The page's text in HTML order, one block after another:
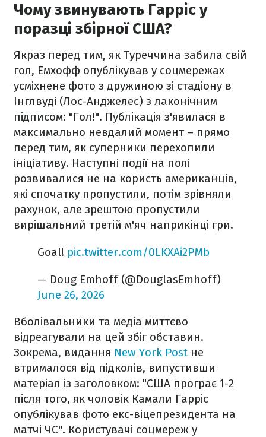
Чому звинувають Гарріс у
поразці збірної США?
Якраз перед тим, як Туреччина забила свій
гол, Емхофф опублікував у соцмережах
усміхнене фото з дружиною зі стадіону в
Інглвуді (Лос-Анджелес) з лаконічним
підписом: "Гол!". Публікація з'явилася в
максимально невдалий момент – прямо
перед тим, як суперники перехопили
ініціативу. Наступні події на полі
розвивалися не на користь американців,
які спочатку пропустили, потім зрівняли
рахунок, але зрештою пропустили
вирішальний третій м'яч наприкінці гри.
Goal! pic.twitter.com/0LKXAi2PMb
— Doug Emhoff (@DouglasEmhoff)
June 26, 2026
Вболівальники та медіа миттєво
відреагували на цей збіг обставин.
Зокрема, видання New York Post не
втрималося від підколів, випустивши
матеріал із заголовком: "США програє 1-2
після того, як чоловік Камали Гарріс
опублікував фото екс-віцепрезидента на
матчі ЧС". Користувачі соцмереж у